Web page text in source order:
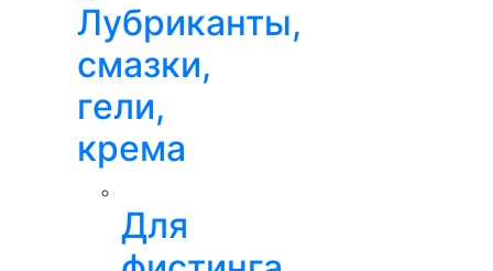
Лубриканты,
смазки,
гели,
крема
Для